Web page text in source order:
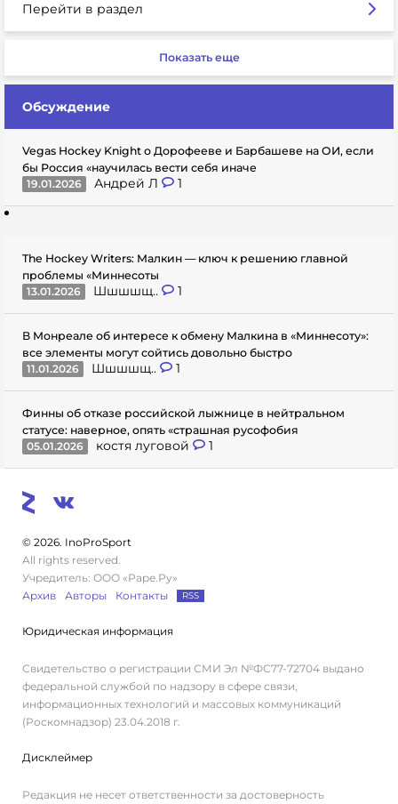
Перейти в раздел
Показать еще
Обсуждение
Vegas Hockey Knight о Дорофееве и Барбашеве на ОИ, если
бы Россия «научилась вести себя иначе
19.01.2026
Андрей Л 1
The Hockey Writers: Малкин — ключ к решению главной
проблемы «Миннесоты
13.01.2026
Шшшшщ.. 1
В Монреале об интересе к обмену Малкина в «Миннесоту»:
все элементы могут сойтись довольно быстро
11.01.2026
Шшшшщ.. 1
Финны об отказе российской лыжнице в нейтральном
статусе: наверное, опять «страшная русофобия
05.01.2026
костя луговой 1
© 2026. InoProSport
All rights reserved.
Учредитель: ООО «Раре.Ру»
Архив
Авторы Контакты RSS
Юридическая информация
Свидетельство о регистрации СМИ Эл №ФС77-72704 выдано
федеральной службой по надзору в сфере связи,
информационных технологий и массовых коммуникаций
(Роскомнадзор) 23.04.2018 г.
Дисклеймер
Редакция не несет ответственности за достоверность